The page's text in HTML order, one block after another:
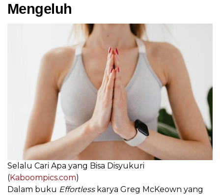
Mengeluh
Selalu Cari Apa yang Bisa Disyukuri
(Kaboompics.com)
Dalam buku Effortless karya Greg McKeown yang